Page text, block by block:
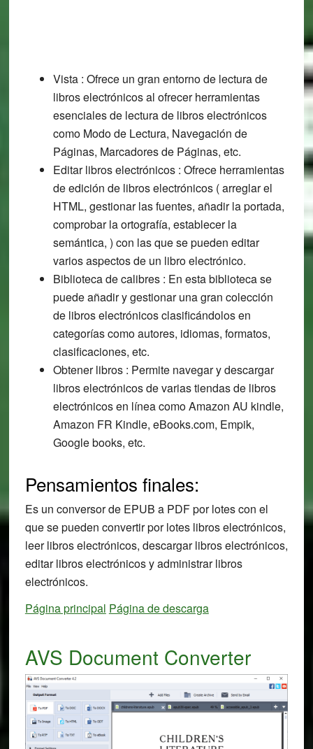
Vista : Ofrece un gran entorno de lectura de
libros electrónicos al ofrecer herramientas
esenciales de lectura de libros electrónicos
como Modo de Lectura, Navegación de
Páginas, Marcadores de Páginas, etc.
Editar libros electrónicos : Ofrece herramientas
de edición de libros electrónicos ( arreglar el
HTML, gestionar las fuentes, añadir la portada,
comprobar la ortografía, establecer la
semántica, ) con las que se pueden editar
varios aspectos de un libro electrónico.
Biblioteca de calibres : En esta biblioteca se
puede añadir y gestionar una gran colección
de libros electrónicos clasificándolos en
categorías como autores, idiomas, formatos,
clasificaciones, etc.
Obtener libros : Permite navegar y descargar
libros electrónicos de varias tiendas de libros
electrónicos en línea como Amazon AU kindle,
Amazon FR Kindle, eBooks.com, Empik,
Google books, etc.
Pensamientos finales:
Es un conversor de EPUB a PDF por lotes con el
que se pueden convertir por lotes libros electrónicos,
leer libros electrónicos, descargar libros electrónicos,
editar libros electrónicos y administrar libros
electrónicos.
Página principal Página de descarga
AVS Document Converter